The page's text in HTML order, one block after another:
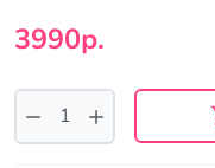
3990р.